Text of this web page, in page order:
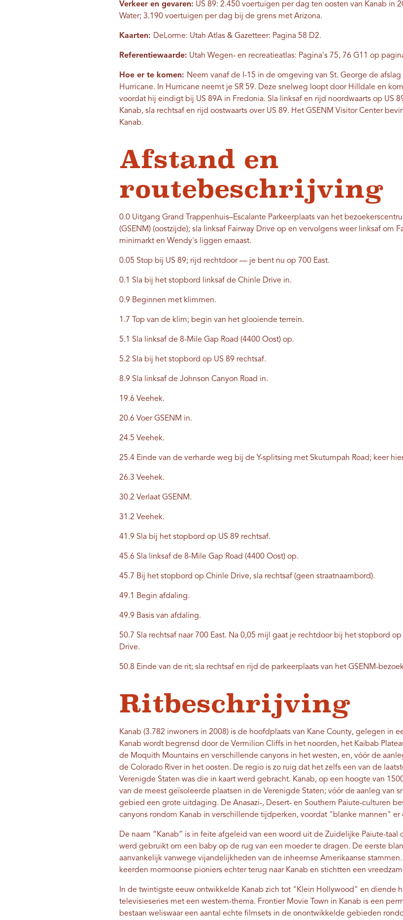
Verkeer en gevaren: US 89: 2.450 voertuigen per dag ten oosten van Kanab in
Water; 3.190 voertuigen per dag bij de grens met Arizona.
Kaarten: DeLorme: Utah Atlas & Gazetteer: Pagina 58 D2.
Referentiewaarde: Utah Wegen- en recreatieatlas: Pagina's 75, 76 G11 op
Hoe er te komen: Neem vanaf de I-15 in de omgeving van St. George de afslag
Hurricane. In Hurricane neemt je SR 59. Deze snelweg loopt door Hilldale en
voordat hij eindigt bij US 89A in Fredonia. Sla linksaf en rijd noordwaarts op US
Kanab, sla rechtsaf en rijd oostwaarts over US 89. Het GSENM Visitor Center
Kanab.
Afstand en
routebeschrijving
0.0 Uitgang Grand Trappenhuis–Escalante Parkeerplaats van het
(GSENM) (oostzijde); sla linksaf Fairway Drive op en vervolgens weer linksaf om
minimarkt en Wendy's liggen ernaast.
0.05 Stop bij US 89; rijd rechtdoor — je bent nu op 700 East.
0.1 Sla bij het stopbord linksaf de Chinle Drive in.
0.9 Beginnen met klimmen.
1.7 Top van de klim; begin van het glooiende terrein.
5.1 Sla linksaf de 8-Mile Gap Road (4400 Oost) op.
5.2 Sla bij het stopbord op US 89 rechtsaf.
8.9 Sla linksaf de Johnson Canyon Road in.
19.6 Veehek.
20.6 Voer GSENM in.
24.5 Veehek.
25.4 Einde van de verharde weg bij de Y-splitsing met Skutumpah Road; keer
26.3 Veehek.
30.2 Verlaat GSENM.
31.2 Veehek.
41.9 Sla bij het stopbord op US 89 rechtsaf.
45.6 Sla linksaf de 8-Mile Gap Road (4400 Oost) op.
45.7 Bij het stopbord op Chinle Drive, sla rechtsaf (geen straatnaambord).
49.1 Begin afdaling.
49.9 Basis van afdaling.
50.7 Sla rechtsaf naar 700 East. Na 0,05 mijl gaat je rechtdoor bij het stopbord
Drive.
50.8 Einde van de rit; sla rechtsaf en rijd de parkeerplaats van het GSENM-
Ritbeschrijving
Kanab (3.782 inwoners in 2008) is de hoofdplaats van Kane County, gelegen in
Kanab wordt begrensd door de Vermilion Cliffs in het noorden, het Kaibab
de Moquith Mountains en verschillende canyons in het westen, en, vóór de
de Colorado River in het oosten. De regio is zo ruig dat het zelfs een van de
Verenigde Staten was die in kaart werd gebracht. Kanab, op een hoogte van
van de meest geïsoleerde plaatsen in de Verenigde Staten; vóór de aanleg van
gebied een grote uitdaging. De Anasazi-, Desert- en Southern Paiute-culturen
canyons rondom Kanab in verschillende tijdperken, voordat "blanke mannen"
De naam “Kanab” is in feite afgeleid van een woord uit de Zuidelijke Paiute-
werd gebruikt om een ​​baby op de rug van een moeder te dragen. De eerste
aanvankelijk vanwege vijandelijkheden van de inheemse Amerikaanse
keerden mormoonse pioniers echter terug naar Kanab en stichtten een
In de twintigste eeuw ontwikkelde Kanab zich tot "Klein Hollywood" en diende
televisieseries met een western-thema. Frontier Movie Town in Kanab is een
bestaan ​​weliswaar een aantal echte filmsets in de onontwikkelde gebieden